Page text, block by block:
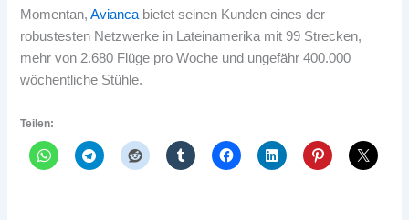
Momentan,Avianca bietet seinen Kunden eines der
robustesten Netzwerke in Lateinamerika mit 99 Strecken,
mehr von 2.680 Flüge pro Woche und ungefähr 400.000
wöchentliche Stühle.
Teilen: